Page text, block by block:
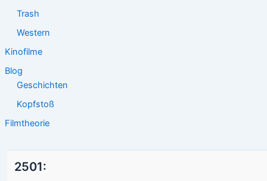
Trash
Western
Kinofilme
Blog
Geschichten
Kopfstoß
Filmtheorie
2501: